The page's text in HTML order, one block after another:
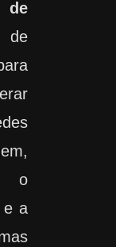
de
o
e a